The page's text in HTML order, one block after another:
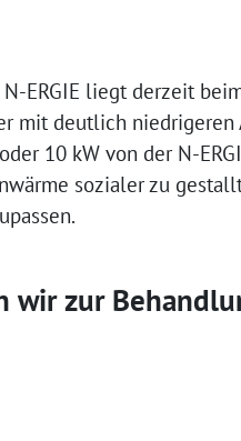
ERGIE liegt derzeit
mit deutlich
10 kW von der N-
sozialer zu
wir zur